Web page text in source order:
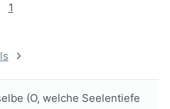
1
(O, welche Seelentiefe